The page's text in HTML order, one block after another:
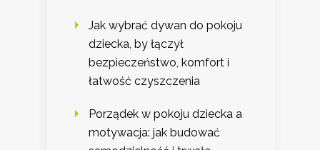
Jak wybrać dywan do pokoju
dziecka, by łączył
bezpieczeństwo, komfort i
łatwość czyszczenia
Porządek w pokoju dziecka a
motywacja: jak budować